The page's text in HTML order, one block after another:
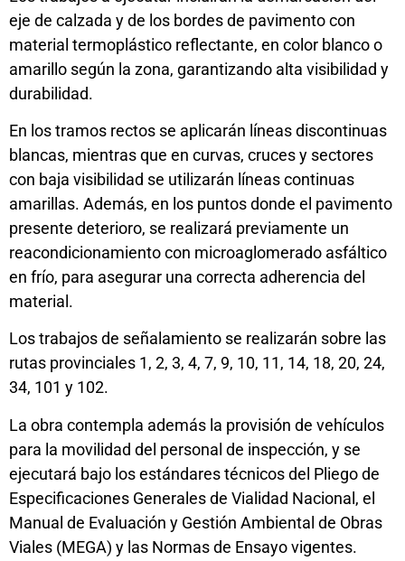
eje de calzada y de los bordes de pavimento con
material termoplástico reflectante, en color blanco o
amarillo según la zona, garantizando alta visibilidad y
durabilidad.
En los tramos rectos se aplicarán líneas discontinuas
blancas, mientras que en curvas, cruces y sectores
con baja visibilidad se utilizarán líneas continuas
amarillas. Además, en los puntos donde el pavimento
presente deterioro, se realizará previamente un
reacondicionamiento con microaglomerado asfáltico
en frío, para asegurar una correcta adherencia del
material.
Los trabajos de señalamiento se realizarán sobre las
rutas provinciales 1, 2, 3, 4, 7, 9, 10, 11, 14, 18, 20, 24,
34, 101 y 102.
La obra contempla además la provisión de vehículos
para la movilidad del personal de inspección, y se
ejecutará bajo los estándares técnicos del Pliego de
Especificaciones Generales de Vialidad Nacional, el
Manual de Evaluación y Gestión Ambiental de Obras
Viales (MEGA) y las Normas de Ensayo vigentes.